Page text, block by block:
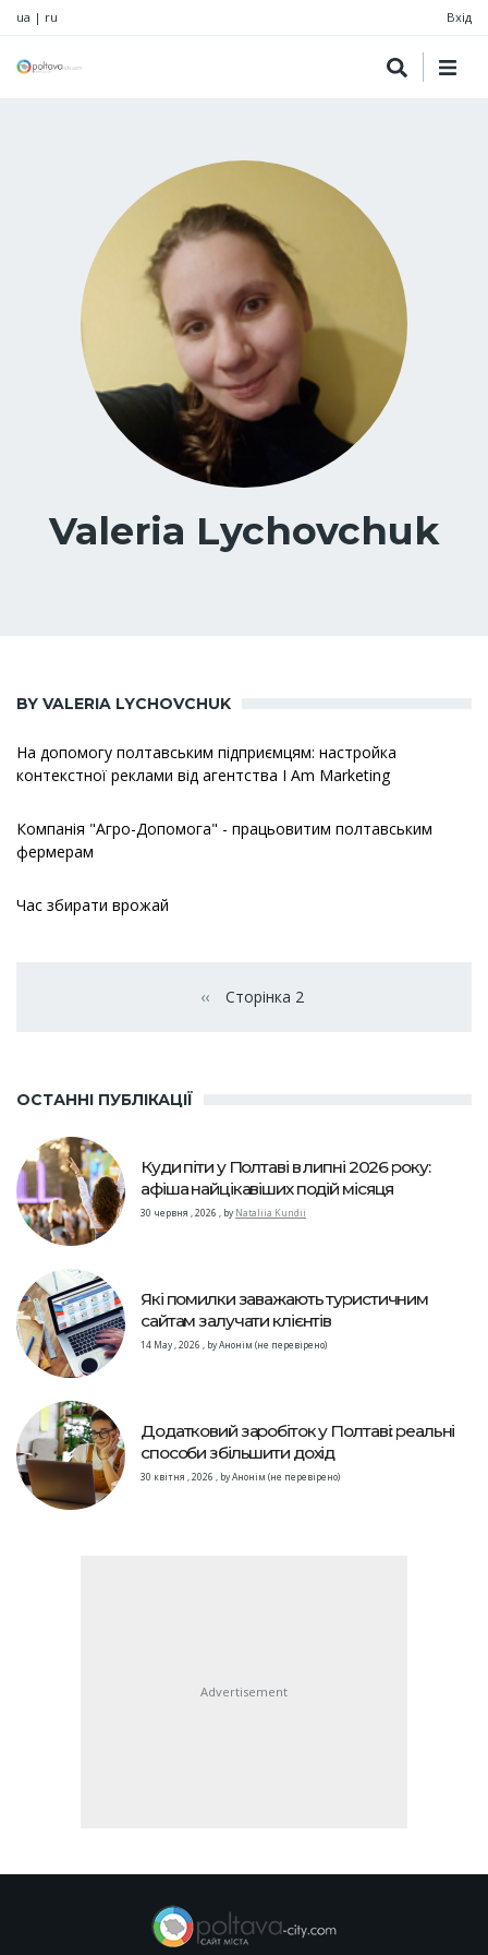
ua | ru Вхід
Valeria Lychovchuk
BY VALERIA LYCHOVCHUK
На допомогу полтавським підприємцям: настройка
контекстної реклами від агентства I Am Marketing
Компанія "Агро-Допомога" - працьовитим полтавським
фермерам
Час збирати врожай
Попередня сторінка
‹‹ Сторінка 2
ОСТАННІ ПУБЛІКАЦІЇ
Куди піти у Полтаві в липні 2026 року:
афіша найцікавіших подій місяця
30 червня , 2026 , by Nataliia Kundii
Які помилки заважають туристичним
сайтам залучати клієнтів
14 May , 2026 , byАнонім (не перевірено)
Додатковий заробіток у Полтаві: реальні
способи збільшити дохід
30 квітня , 2026 , byАнонім (не перевірено)
Advertisement